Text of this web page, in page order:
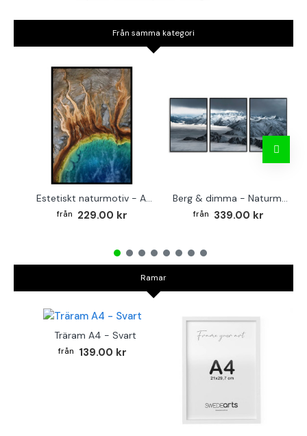
Från samma kategori
Estetiskt naturmotiv - Abstrakt poster 50x70 cm
229.00 kr
Berg & dimma - Naturmotiv perfect trio A3
339.00 kr
Ramar
Träram A4 - Svart
139.00 kr